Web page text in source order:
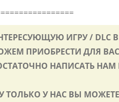
ИГРУ /
ПРИОБРЕСТИ ДЛЯ ВАС
НАПИСАТЬ
ТОЛЬКО У НАС ВЫ